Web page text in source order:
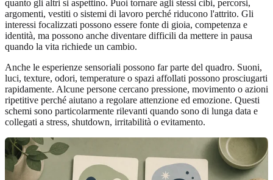
quanto gli altri si aspettino. Puoi tornare agli stessi cibi, percorsi,
argomenti, vestiti o sistemi di lavoro perché riducono l'attrito. Gli
interessi focalizzati possono essere fonte di gioia, competenza e
identità, ma possono anche diventare difficili da mettere in pausa
quando la vita richiede un cambio.
Anche le esperienze sensoriali possono far parte del quadro. Suoni,
luci, texture, odori, temperature o spazi affollati possono prosciugarti
rapidamente. Alcune persone cercano pressione, movimento o azioni
ripetitive perché aiutano a regolare attenzione ed emozione. Questi
schemi sono particolarmente rilevanti quando sono di lunga data e
collegati a stress, shutdown, irritabilità o evitamento.